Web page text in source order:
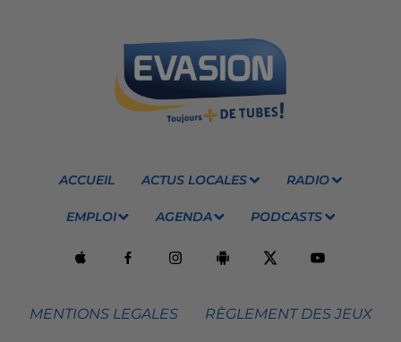
ACCUEIL ACTUS LOCALES RADIO
EMPLOI AGENDA PODCASTS
MENTIONS LEGALES RÈGLEMENT DES JEUX